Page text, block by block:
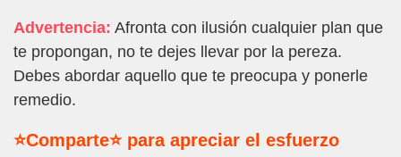
Advertencia: Afronta con ilusión cualquier plan que
te propongan, no te dejes llevar por la pereza.
Debes abordar aquello que te preocupa y ponerle
remedio.
⭐Comparte⭐ para apreciar el esfuerzo